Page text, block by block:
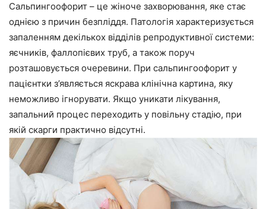
Сальпингоофорит – це жіноче захворювання, яке стає
однією з причин безпліддя. Патологія характеризується
запаленням декількох відділів репродуктивної системи:
яєчників, фаллопієвих труб, а також поруч
розташовується очеревини. При сальпингоофорит у
пацієнтки з’являється яскрава клінічна картина, яку
неможливо ігнорувати. Якщо уникати лікування,
запальний процес переходить у повільну стадію, при
якій скарги практично відсутні.